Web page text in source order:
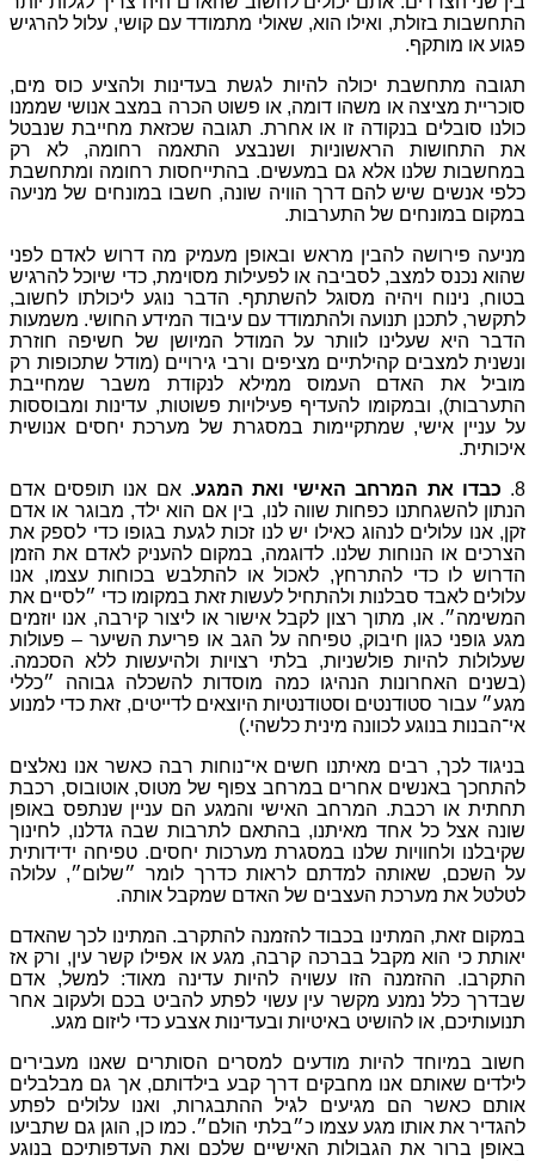
,שאולי מתמודד עם קושי, עלול להרגיש
להיות לגשת בעדינות ולהציע כוס מים,
דומה,או פשוט הכרה במצב אנושי שממנו
או אחרת.תגובה שכזאת מחייבת
שנבטל
ושנבצע התאמה רחומה,לא
רק
במעשים.בהתייחסות רחומה ומתחשבת
הוויה שונה,חשבו במונחים של מניעה
.
ובאופן מעמיק מה דרוש לאדם לפני
או לפעילות מסוימת,כדי שיוכל להרגיש
להשתתף. הדבר נוגע ליכולתו לחשוב,
עם עיבוד המידע החושי. משמעות
על המודל המיושן של חשיפה חוזרת
מציפים ורבי גירויים(מודל שתכופות רק
ממילא לנקודת משבר
שמחייבת
פעילויות פשוטות,עדינות
ומבוססות
במסגרת של מערכת יחסים אנושית
ואת המגע.אם אנו תופסים אדם
שווה לנו,בין אם הוא ילד ,מבוגר או אדם
יש לנו זכות לגעת בגופו כדי לספק את
.לדוגמה ,במקום להעניק לאדם את הזמן
,לאכול או להתלבש בכוחות עצמו ,אנו
לעשות זאת במקומו כדי ״לסיים את
לקבל אישור או ליצור קירבה,אנו יוזמים
על הגב או פריעת השיער–פעולות
,בלתי רצויות ולהיעשות ללא הסכמה
כמה מוסדות להשכלה גבוהה
״כללי
היוצאים לדייטים,זאת כדי למנוע
כלשהי.)
חשים אי־נוחות רבה כאשר אנו נאלצים
במרחב צפוף של מטוס, אוטובוס ,רכבת
האישי והמגע הם עניין שנתפס באופן
,בהתאם לתרבות שבה גדלנו,לחינוך
מערכות יחסים .טפיחה
ידידותית
לראות כדרך לומר ״שלום״,עלולה
של האדם שמקבל אותה.
להזמנה להתקרב. המתינו לכך שהאדם
קרבה ,מגע או אפילו קשר עין,ורק אז
עשויה להיות עדינה מאוד:למשל,אדם
עין עשוי לפתע להביט בכם ולעקוב אחר
ובעדינות אצבע כדי ליזום מגע.
למסרים הסותרים שאנו
מעבירים
דרך קבע בילדותם,אך גם מבלבלים
לגיל ההתבגרות,ואנו עלולים
לפתע
כ״בלתי הולם״.כמו כן,הוגן גם שתביעו
האישיים שלכם ואת העדפותיכם בנוגע